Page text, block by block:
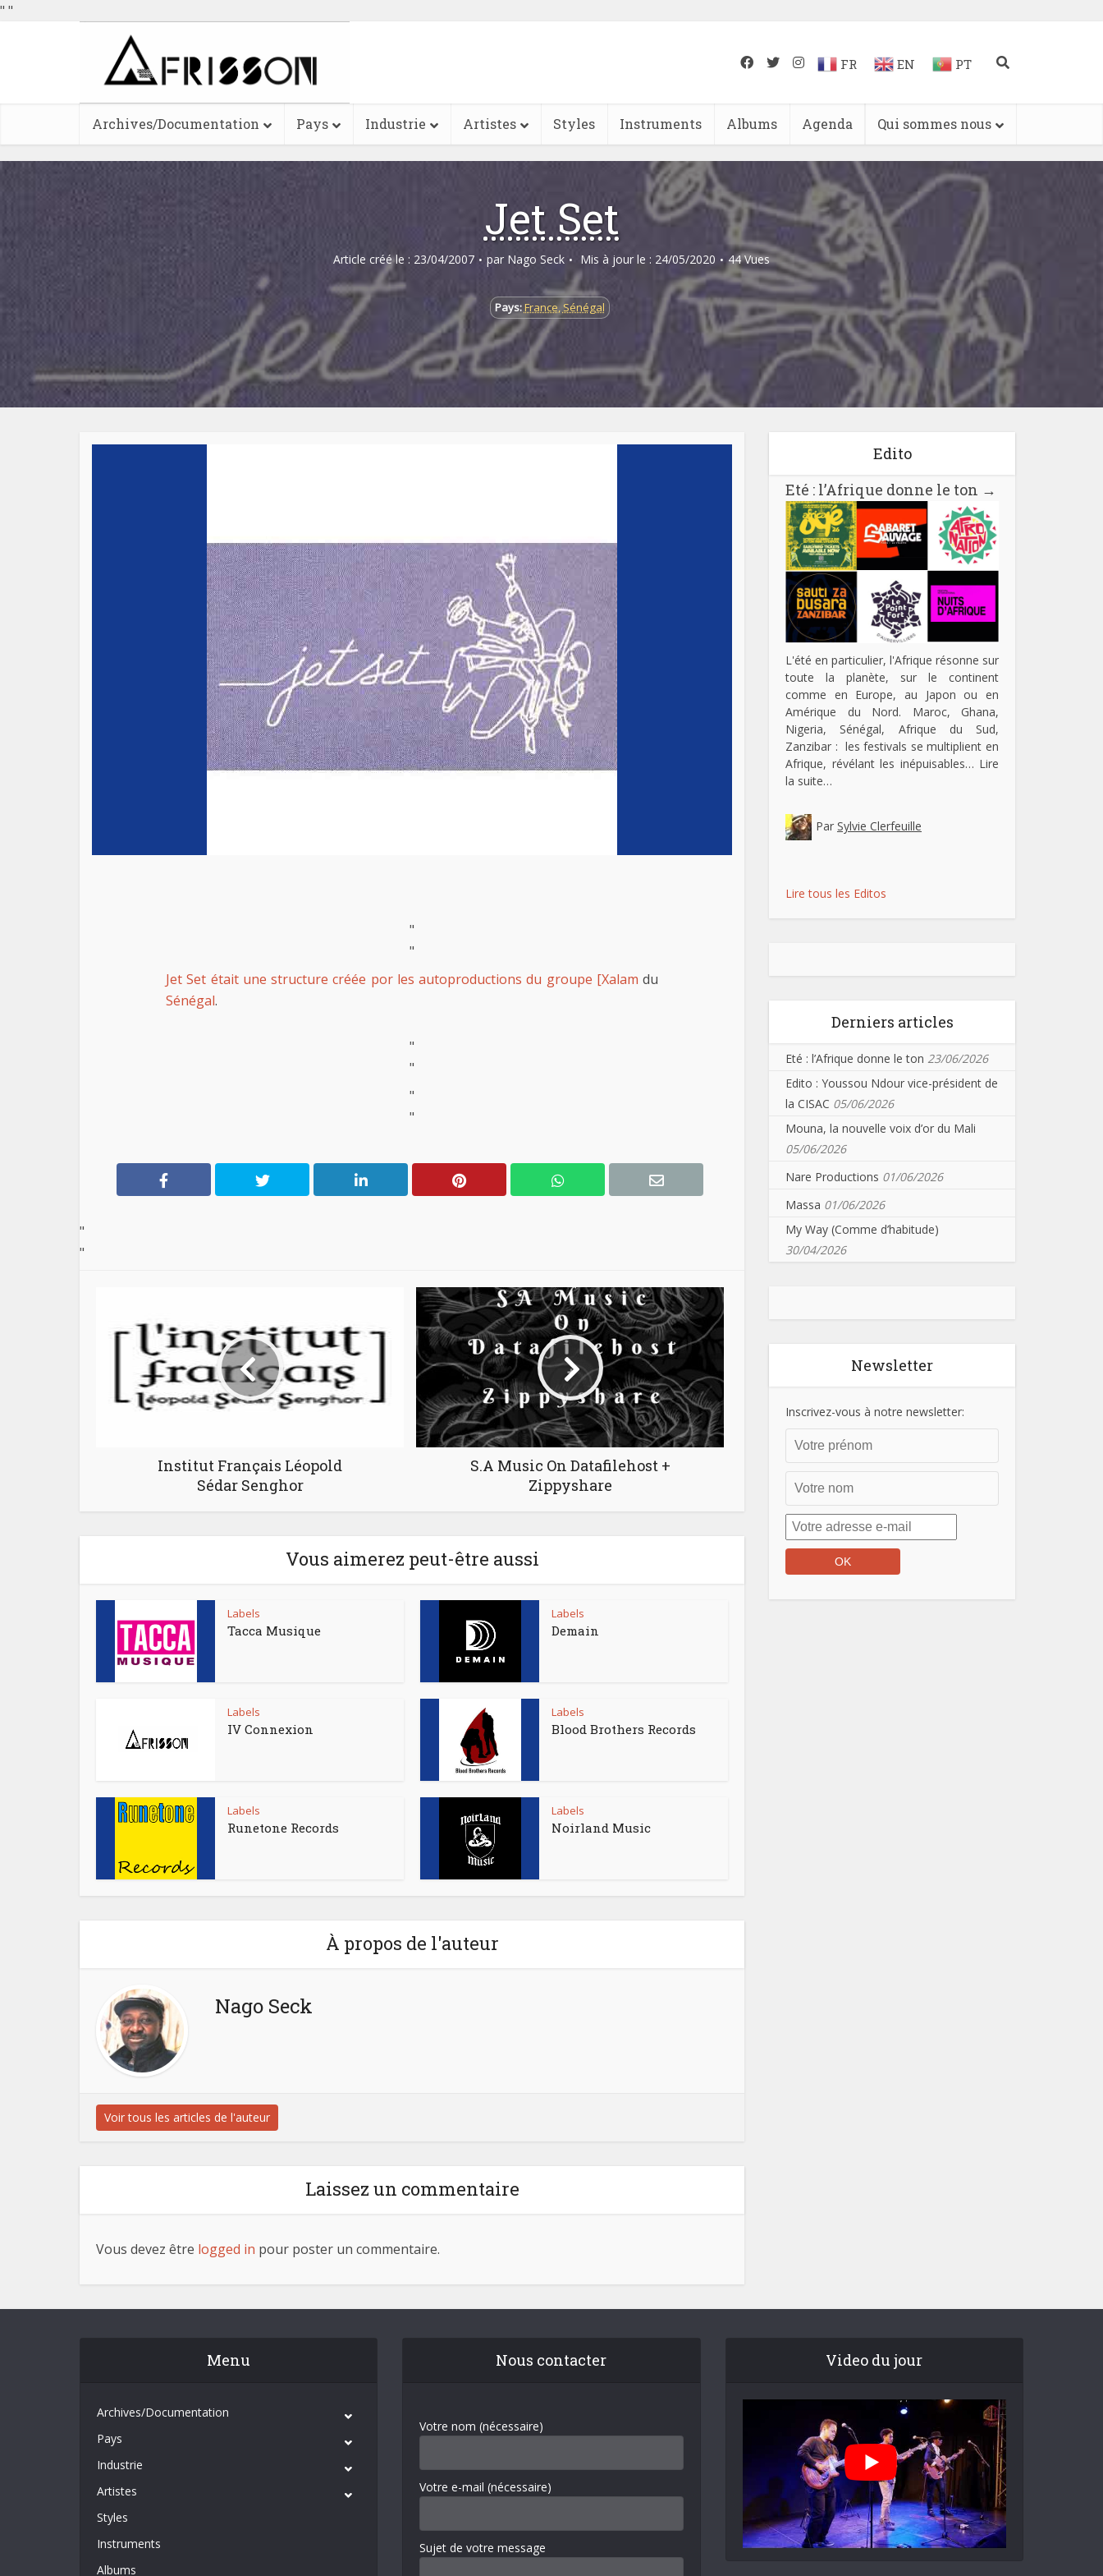
" "
FR EN PT
Archives/Documentation Pays Industrie Artistes Styles Instruments Albums Agenda Qui sommes nous
Jet Set
Article créé le : 23/04/2007 par Nago Seck Mis à jour le : 24/05/2020 44 Vues
Pays:France, Sénégal
"
"
Jet Set était une structure créée por les autoproductions du groupe [Xalam du
Sénégal.
"
"
"
"
"
"
Institut Français Léopold
Sédar Senghor
S.A Music On Datafilehost +
Zippyshare
Vous aimerez peut-être aussi
Labels
Tacca Musique
Labels
Demain
Labels
IV Connexion
Labels
Blood Brothers Records
Labels
Runetone Records
Labels
Noirland Music
À propos de l'auteur
Nago Seck
Voir tous les articles de l'auteur
Laissez un commentaire
Vous devez être logged in pour poster un commentaire.
Edito
Eté : l’Afrique donne le ton →
L'été en particulier, l'Afrique résonne sur
toute la planète, sur le continent
comme en Europe, au Japon ou en
Amérique du Nord. Maroc, Ghana,
Nigeria, Sénégal, Afrique du Sud,
Zanzibar : les festivals se multiplient en
Afrique, révélant les inépuisables… Lire
la suite…
Par Sylvie Clerfeuille
Lire tous les Editos
Derniers articles
Eté : l’Afrique donne le ton 23/06/2026
Edito : Youssou Ndour vice-président de
la CISAC 05/06/2026
Mouna, la nouvelle voix d’or du Mali
05/06/2026
Nare Productions 01/06/2026
Massa 01/06/2026
My Way (Comme d’habitude)
30/04/2026
Newsletter
Inscrivez-vous à notre newsletter:
Menu
Archives/Documentation
Pays
Industrie
Artistes
Styles
Instruments
Albums
Nous contacter
Votre nom (nécessaire)
Votre e-mail (nécessaire)
Sujet de votre message
Video du jour